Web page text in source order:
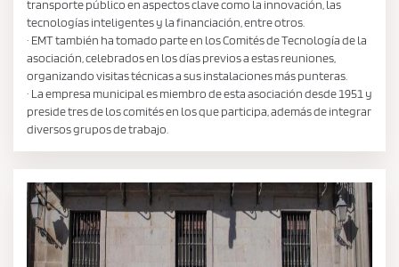
transporte público en aspectos clave como la innovación, las
tecnologías inteligentes y la financiación, entre otros.
· EMT también ha tomado parte en los Comités de Tecnología de la
asociación, celebrados en los días previos a estas reuniones,
organizando visitas técnicas a sus instalaciones más punteras.
· La empresa municipal es miembro de esta asociación desde 1951 y
preside tres de los comités en los que participa, además de integrar
diversos grupos de trabajo.